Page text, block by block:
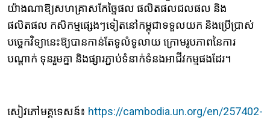
យ៉ាងណាឱ្យសហគ្រាសកែច្នៃផល ផលិតផលជលផល និង
ផលិតផល កសិកម្មផ្សេងៗទៀតនៅកម្ពុជាទទួលយក និងប្រើប្រាស់
បច្ចេកវិទ្យានេះឱ្យបានកាន់តែទូលំទូលាយ ក្រោមរូបភាពនៃការ
បណ្តាក់ ទុនរួមគ្នា និងផ្សារភ្ជាប់ទំនាក់ទំនងអាជីវកម្មផងដែរ។
សៀវភៅមគ្គទេស​ន៍៖ https://cambodia.un.org/en/257402-